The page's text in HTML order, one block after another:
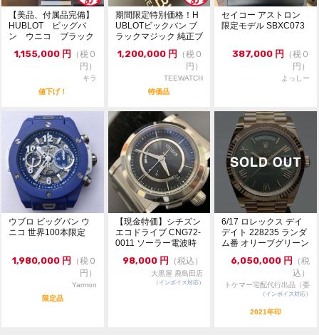
【美品、付属品完備】
HUBLOT ビッグバ
ン ウニコ ブラック
定...
1,155,000 円 （税０
円）
キラ
値下げ！
期間限定特別価格！H
UBLOTビックバン ブ
ラックマジック 純正ブ
1,200,000 円 （税０
円）
TEEWATCH
特価品
セイコー アストロン
限定モデル SBXC073
387,000 円 （税０
円）
よっしー
ウブロ ビッグバン ウ
ニコ 世界100本限定
1,980,000 円
（税０
円）
Yarmon
限定品
【現金特価】シチズン
エコドライブ CNG72-
0011 ソーラー電波時
98,000 円 （税込）
大黒屋 鹿島田店
（インボイス対応）
6/17 ロレックス デイ
デイト 228235 ランダ
ム番 オリーブグリーン
6,050,000 円
（税
込）
トケマー宅配代行出品（委
託販売）
（インボイス対応）
2021年印